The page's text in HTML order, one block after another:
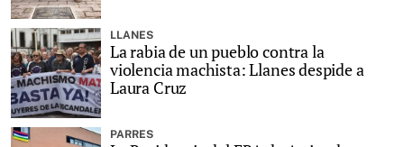
LLANES
La rabia de un pueblo contra la
violencia machista: Llanes despide a
Laura Cruz
PARRES